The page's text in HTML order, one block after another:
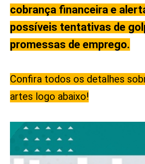
cobrança financeira e
possíveis tentativas de
promessas de emprego.
Confira todos os detalhes
artes logo abaixo!